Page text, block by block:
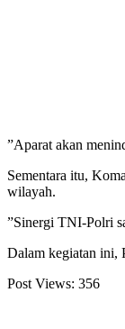
​”Aparat akan
​Sementara itu,
wilayah.
​”Sinergi TNI-Polri
​Dalam kegiatan ini,
Post Views: 356